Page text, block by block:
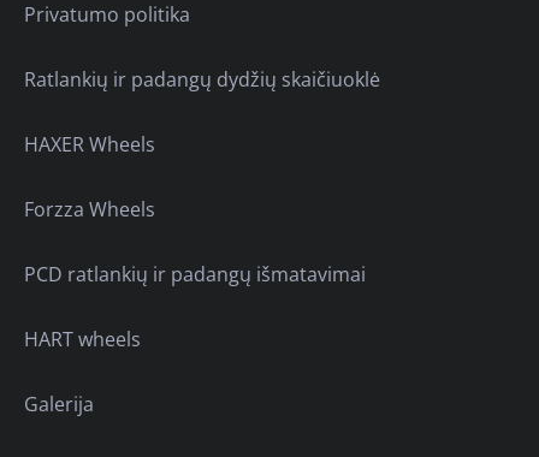
Privatumo politika
Ratlankių ir padangų dydžių skaičiuoklė
HAXER Wheels
Forzza Wheels
PCD ratlankių ir padangų išmatavimai
HART wheels
Galerija